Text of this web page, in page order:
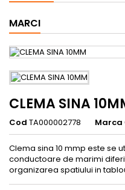
MARCI
CLEMA SINA
Cod TA000002778 Marca
Clema sina 10 mmp este se
conductoare de marimi
organizarea spatiului in